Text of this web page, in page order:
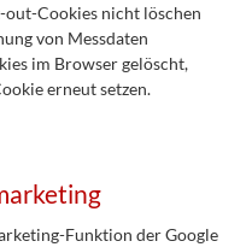
out-Cookies nicht löschen
von Messdaten
im Browser gelöscht,
erneut setzen.
Funktion der Google